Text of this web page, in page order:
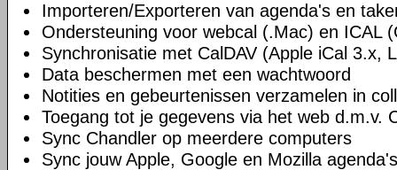
Importeren/Exporteren van agenda's en
Ondersteuning voor webcal (.Mac) en ICAL
Synchronisatie met CalDAV (Apple iCal 3.x,
Data beschermen met een wachtwoord
Notities en gebeurtenissen verzamelen in
Toegang tot je gegevens via het web d.m.v.
Sync Chandler op meerdere computers
Sync jouw Apple, Google en Mozilla agenda's